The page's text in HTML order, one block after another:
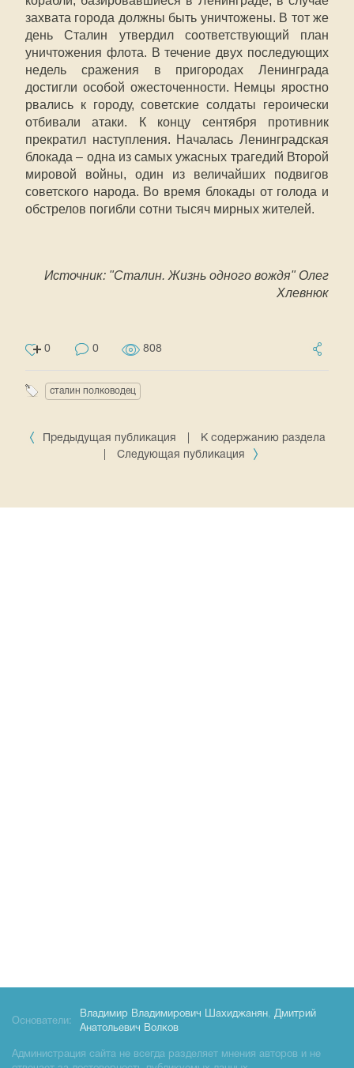
захвата города должны быть уничтожены. В тот же
день Сталин утвердил соответствующий план
уничтожения флота. В течение двух последующих
недель сражения в пригородах Ленинграда
достигли особой ожесточенности. Немцы яростно
рвались к городу, советские солдаты героически
отбивали атаки. К концу сентября противник
прекратил наступления. Началась Ленинградская
блокада – одна из самых ужасных трагедий Второй
мировой войны, один из величайших подвигов
советского народа. Во время блокады от голода и
обстрелов погибли сотни тысяч мирных жителей.
Источник: "Сталин. Жизнь одного вождя" Олег
Хлевнюк
0 0 808
сталин полководец
Предыдущая публикация
К содержанию раздела
Следующая публикация
Основатели:
Владимир Владимирович Шахиджанян, Дмитрий
Анатольевич Волков
Администрация сайта не всегда разделяет мнения авторов и не